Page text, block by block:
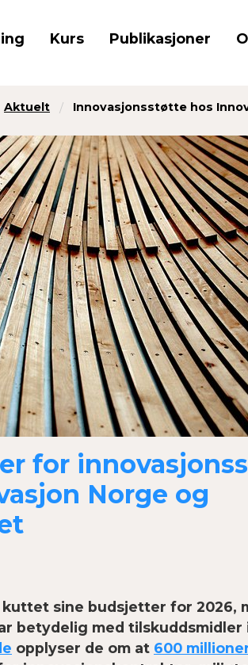
Kurs Publikasjoner
Aktuelt Innovasjonsstøtte hos
for
Norge og
sine budsjetter for 2026,
betydelig med tilskuddsmidler
opplyser de om at 600